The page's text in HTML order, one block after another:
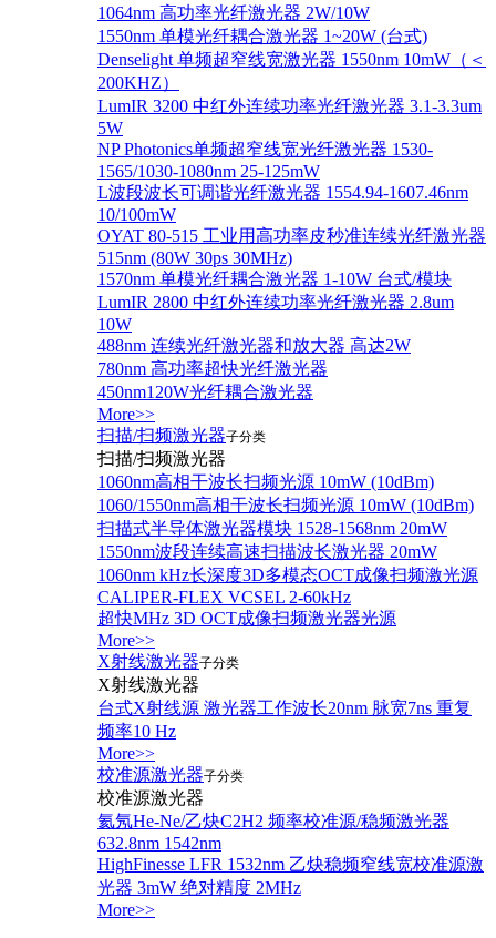
1064nm 高功率光纤激光器 2W/10W
1550nm 单模光纤耦合激光器 1~20W (台式)
Denselight 单频超窄线宽激光器 1550nm 10mW（＜
200KHZ）
LumIR 3200 中红外连续功率光纤激光器 3.1-3.3um
5W
NP Photonics单频超窄线宽光纤激光器 1530-
1565/1030-1080nm 25-125mW
L波段波长可调谐光纤激光器 1554.94-1607.46nm
10/100mW
OYAT 80-515 工业用高功率皮秒准连续光纤激光器
515nm (80W 30ps 30MHz)
1570nm 单模光纤耦合激光器 1-10W 台式/模块
LumIR 2800 中红外连续功率光纤激光器 2.8um
10W
488nm 连续光纤激光器和放大器 高达2W
780nm 高功率超快光纤激光器
450nm120W光纤耦合激光器
More>>
扫描/扫频激光器子分类
扫描/扫频激光器
1060nm高相干波长扫频光源 10mW (10dBm)
1060/1550nm高相干波长扫频光源 10mW (10dBm)
扫描式半导体激光器模块 1528-1568nm 20mW
1550nm波段连续高速扫描波长激光器 20mW
1060nm kHz长深度3D多模态OCT成像扫频激光源
CALIPER-FLEX VCSEL 2-60kHz
超快MHz 3D OCT成像扫频激光器光源
More>>
X射线激光器子分类
X射线激光器
台式X射线源 激光器工作波长20nm 脉宽7ns 重复
频率10 Hz
More>>
校准源激光器子分类
校准源激光器
氦氖He-Ne/乙炔C2H2 频率校准源/稳频激光器
632.8nm 1542nm
HighFinesse LFR 1532nm 乙炔稳频窄线宽校准源激
光器 3mW 绝对精度 2MHz
More>>